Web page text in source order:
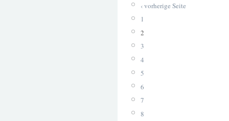
‹ vorherige Seite
1
2
3
4
5
6
7
8